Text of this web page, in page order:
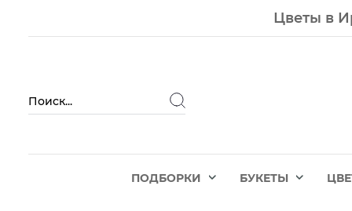
Цветы в
ПОДБОРКИ БУКЕТЫ